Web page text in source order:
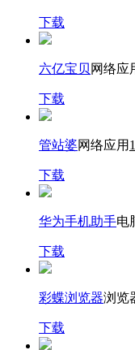
下载
六亿宝贝 网络应
下载
管站婆网络应用
下载
华为手机助手电
下载
彩蝶浏览器浏览
下载